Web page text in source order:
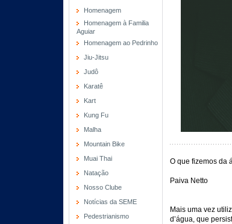
Homenagem
Homenagem à Familia
Aguiar
Homenagem ao Pedrinho
Jiu-Jitsu
Judô
Karatê
Kart
Kung Fu
Malha
Mountain Bike
Muai Thai
Natação
Nosso Clube
Notícias da SEME
Pedestrianismo
O que fizemos da
Paiva Netto
Mais uma vez
d’água, que